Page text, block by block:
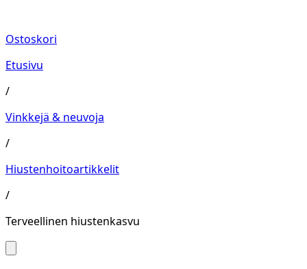
Ostoskori
Etusivu
/
Vinkkejä & neuvoja
/
Hiustenhoitoartikkelit
/
Terveellinen hiustenkasvu